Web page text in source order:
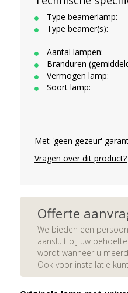
Type beamerlamp:
Type beamer(s):
Aantal lampen:
Branduren
Vermogen lamp:
Soort lamp:
Met 'geen gezeur'
Vragen over dit product?
Offerte
We bieden een
aansluit bij uw
wordt wanneer u
Ook voor installatie